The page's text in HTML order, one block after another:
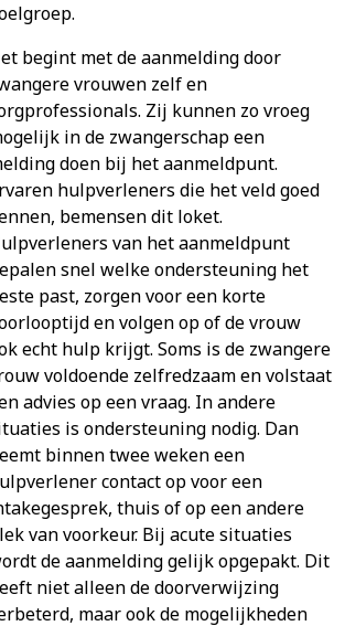
begint met de aanmelding door
vrouwen zelf en
Zij kunnen zo vroeg
in de zwangerschap een
doen bij het aanmeldpunt.
hulpverleners die het veld goed
bemensen dit loket.
van het aanmeldpunt
snel welke ondersteuning het
past, zorgen voor een korte
en volgen op of de vrouw
echt hulp krijgt. Soms is de zwangere
voldoende zelfredzaam en volstaat
advies op een vraag. In andere
is ondersteuning nodig. Dan
binnen twee weken een
contact op voor een
thuis of op een andere
van voorkeur. Bij acute situaties
de aanmelding gelijk opgepakt. Dit
niet alleen de doorverwijzing
maar ook de mogelijkheden